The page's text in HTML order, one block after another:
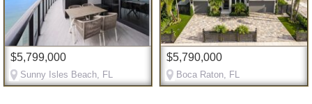
$5,799,000
Sunny Isles Beach, FL
$5,790,000
Boca Raton, FL